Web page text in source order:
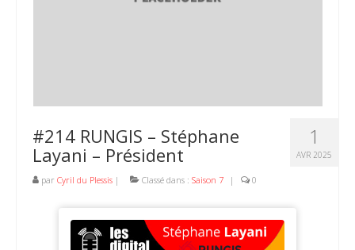
1
AVR 2025
#214 RUNGIS – Stéphane
Layani – Président
par Cyril du Plessis | Classé dans : Saison 7 | 0